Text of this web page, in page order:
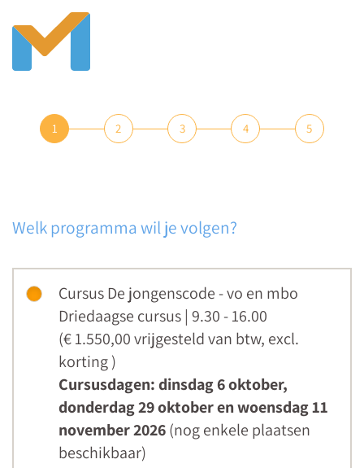
1 2 3 4 5
Welk programma wil je volgen?
Cursus De jongenscode - vo en mbo
Driedaagse cursus | 9.30 - 16.00
(€ 1.550,00vrijgesteld van btw, excl.
korting)
Cursusdagen: dinsdag 6 oktober,
donderdag 29 oktober en woensdag 11
november 2026(nog enkele plaatsen
beschikbaar)